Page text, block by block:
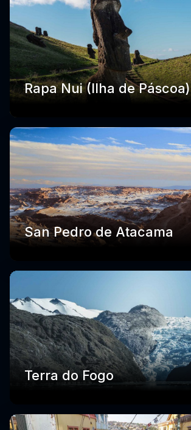
Rapa Nui (Ilha de Páscoa)
San Pedro de Atacama
Terra do Fogo